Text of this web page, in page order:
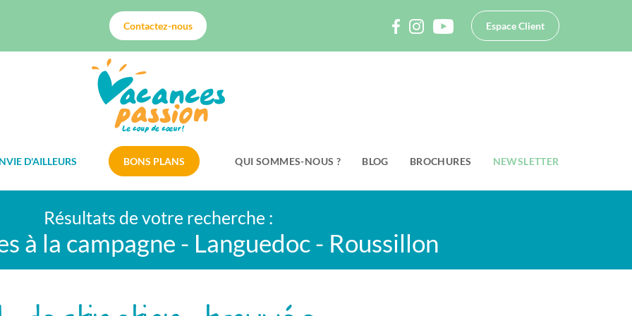
Contactez-nous Espace Client
D'AILLEURS BONS PLANS QUI SOMMES-NOUS ? BLOG BROCHURES NEWSLETTER
Résultats de votre recherche :
à la campagne - Languedoc - Roussillon